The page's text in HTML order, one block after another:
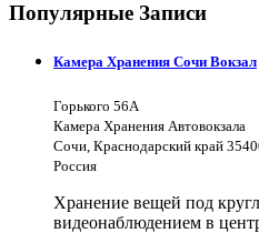
Популярные Записи
Камера Хранения Сочи Вокзал
Горького 56А
Камера Хранения Автовокзала
Сочи, Краснодарский край
Россия
Хранение вещей под
видеонаблюдением в